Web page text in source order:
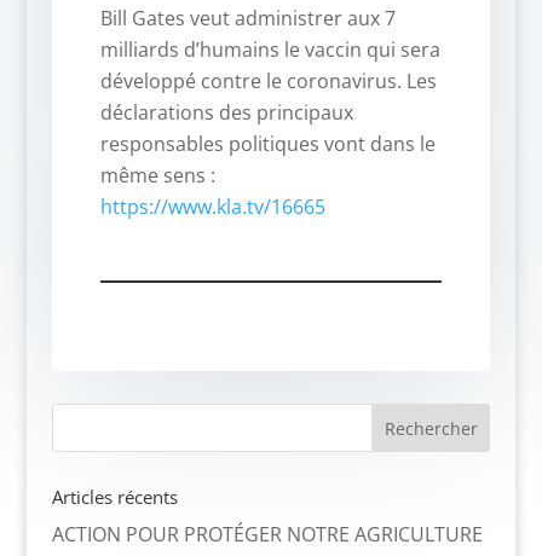
Bill Gates veut administrer aux 7
milliards d’humains le vaccin qui sera
développé contre le coronavirus. Les
déclarations des principaux
responsables politiques vont dans le
même sens :
https://www.kla.tv/16665
Articles récents
ACTION POUR PROTÉGER NOTRE AGRICULTURE